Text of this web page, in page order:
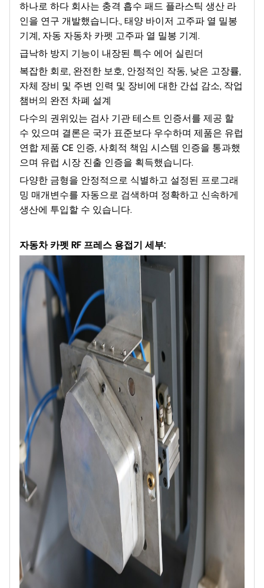
하나로 하다 회사는 충격 흡수 패드 플라스틱 생산 라
인을 연구 개발했습니다., 태양 바이저 고주파 열 밀봉
기계, 자동 자동차 카펫 고주파 열 밀봉 기계.
급낙하 방지 기능이 내장된 특수 에어 실린더
복잡한 회로, 완전한 보호, 안정적인 작동, 낮은 고장률,
자체 장비 및 주변 인력 및 장비에 대한 간섭 감소, 작업
챔버의 완전 차폐 설계
다수의 권위있는 검사 기관 테스트 인증서를 제공 할
수 있으며 결론은 국가 표준보다 우수하며 제품은 유럽
연합 제품 CE 인증, 사회적 책임 시스템 인증을 통과했
으며 유럽 시장 진출 인증을 획득했습니다.
다양한 금형을 안정적으로 식별하고 설정된 프로그래
밍 매개변수를 자동으로 검색하며 정확하고 신속하게
생산에 투입할 수 있습니다.
자동차 카펫 RF 프레스 용접기 세부: